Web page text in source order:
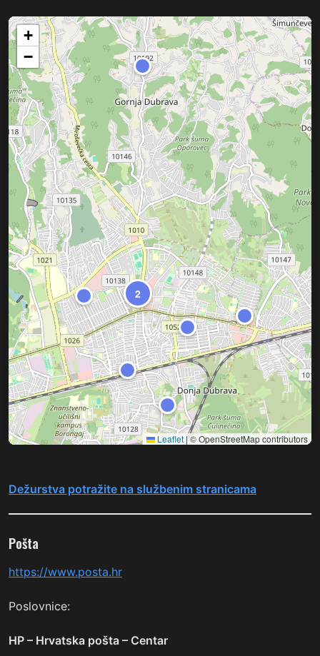
2
+
−
Leaflet|© OpenStreetMap contributors
Dežurstva potražite na službenim stranicama
Pošta
https://www.posta.hr
Poslovnice:
HP – Hrvatska pošta – Centar